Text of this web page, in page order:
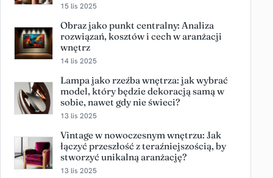
15 lis 2025
Obraz jako punkt centralny: Analiza
rozwiązań, kosztów i cech w aranżacji
wnętrz
14 lis 2025
Lampa jako rzeźba wnętrza: jak wybrać
model, który będzie dekoracją samą w
sobie, nawet gdy nie świeci?
13 lis 2025
Vintage w nowoczesnym wnętrzu: Jak
łączyć przeszłość z teraźniejszością, by
stworzyć unikalną aranżację?
13 lis 2025